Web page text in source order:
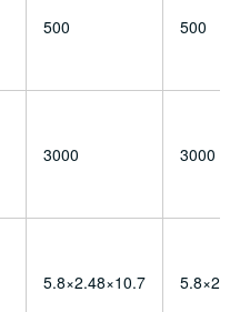
500 500
3000 3000
5.8×2.48×10.7